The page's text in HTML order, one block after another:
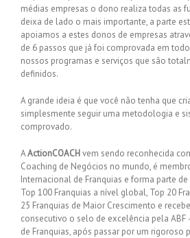
médias empresas o dono realiza todas as
deixa de lado o mais importante, a parte
apoiamos a estes donos de empresas
de 6 passos que já foi comprovada em
nossos programas e serviços que são
definidos.
A grande ideia é que você não tenha que
simplesmente seguir uma metodologia e
comprovado.
AActionCOACHvem sendo reconhecida
Coaching de Negócios no mundo, é
Internacional de Franquias e forma parte
Top 100 Franquias a nível global, Top 20
25 Franquias de Maior Crescimento e
consecutivo o selo de excelência pela ABF
de Franquias, após passar por um rigoroso